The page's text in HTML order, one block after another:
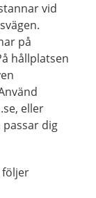
vid
på
hållplatsen
eller
dig
följer